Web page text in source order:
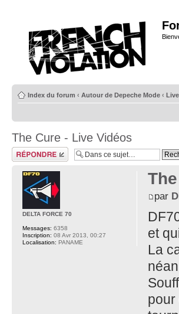
Index du forum ‹ Autour de Depeche Mode ‹
The Cure - Live Vidéos
Répondre
par
et
La
pour
DELTA FORCE 70
Messages: 6358
Inscription: 08 Avr 2013, 00:27
Localisation: PANAME